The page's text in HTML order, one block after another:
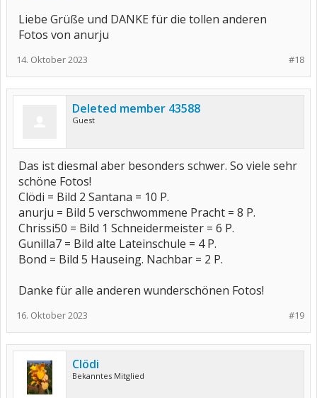
Liebe Grüße und DANKE für die tollen anderen
Fotos von anurju
#18
14. Oktober 2023
Deleted member 43588
Guest
Das ist diesmal aber besonders schwer. So viele sehr
schöne Fotos!
Clödi = Bild 2 Santana = 10 P.
anurju = Bild 5 verschwommene Pracht = 8 P.
Chrissi50 = Bild 1 Schneidermeister = 6 P.
Gunilla7 = Bild alte Lateinschule = 4 P.
Bond = Bild 5 Hauseing. Nachbar = 2 P.
Danke für alle anderen wunderschönen Fotos!
#19
16. Oktober 2023
Clödi
Bekanntes Mitglied